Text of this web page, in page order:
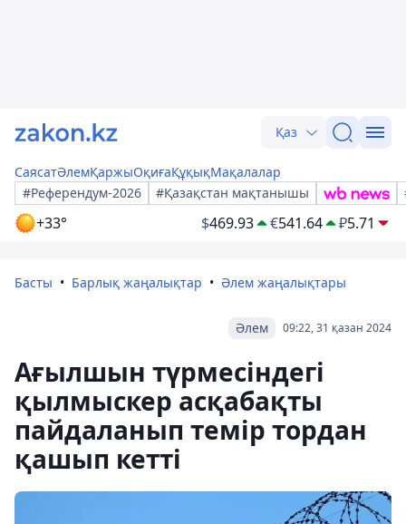
Қаз
СаясатӘлемҚаржыОқиғаҚұқықМақалалар
#Референдум-2026
#Қазақстан мақтанышы
+33° $469.93 €541.64 ₽5.71
Басты Барлық жаңалықтар Әлем жаңалықтары
09:22, 31 қазан 2024
Әлем
Ағылшын түрмесіндегі
қылмыскер асқабақты
пайдаланып темір тордан
қашып кетті